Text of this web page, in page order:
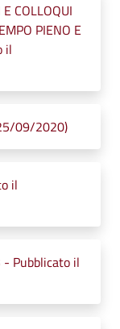
COLLOQUI
PIENO E
il
09/2020)
il
- Pubblicato il